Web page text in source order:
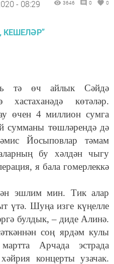
- 08:29 3646 0 0
тә өч айлык Сәйдә
көтәләр.
өчен 4 миллион сумга
сумманы төшләрендә дә
Йосыповлар тәмам
бу хәлдән чыгу
я бала гомерлеккә
эшлим мин. Тик алар
үтә. Шуңа изге күңелле
булдык, – диде Алинә.
соң ярдәм кулы
Арчада эстрада
концерты узачак.